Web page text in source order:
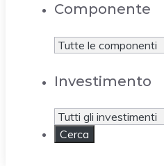
Componente
Investimento